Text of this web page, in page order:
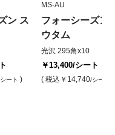
ン ス
ート )
MS-AU
フォーシーズン
ウタム
光沢 295角x10
￥13,400/シート
( 税込 ￥14,740/シート